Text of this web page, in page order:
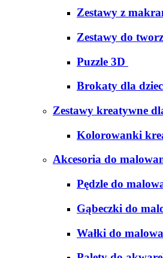
Zestawy z
Zestawy do
Puzzle 3D
Brokaty dla
Zestawy kreatywne
Kolorowanki
Akcesoria do
Pędzle do
Gąbeczki do
Wałki do